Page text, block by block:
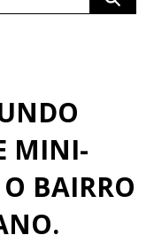
MINI-
BAIRRO